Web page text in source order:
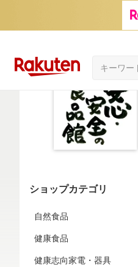
ショップカテゴリ
自然食品
健康食品
健康志向家電・器具